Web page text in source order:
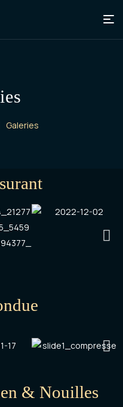
Galeries
& Nouilles